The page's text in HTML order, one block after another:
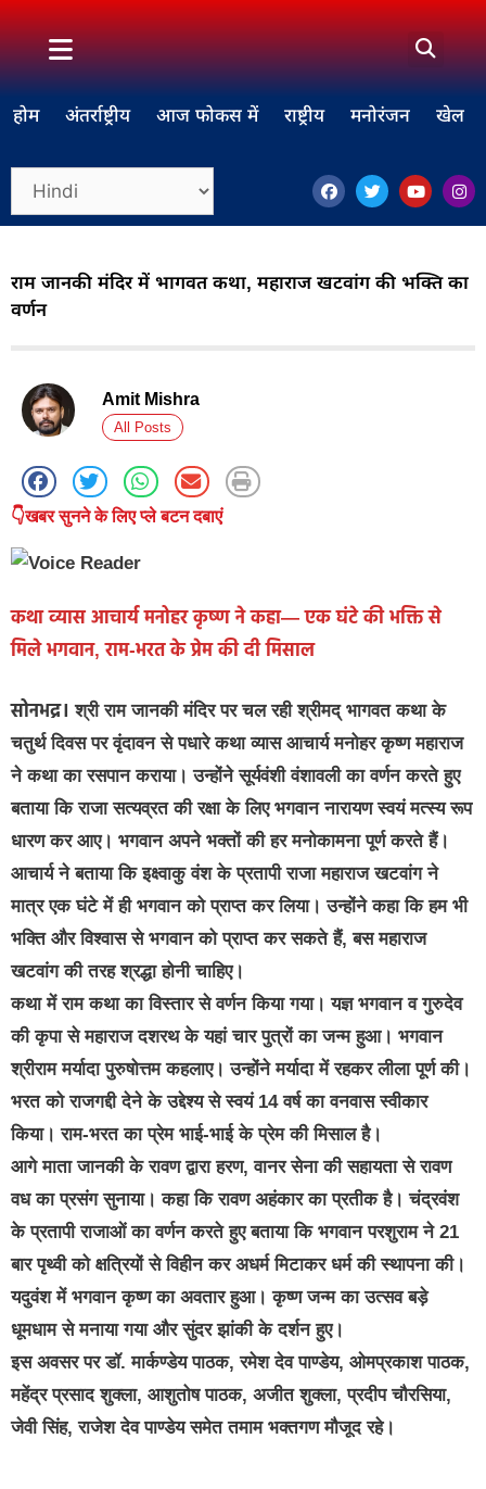
होम अंतर्राष्ट्रीय आज फोकस में राष्ट्रीय मनोरंजन खेल
राम जानकी मंदिर में भागवत कथा, महाराज खटवांग की भक्ति का
वर्णन
Amit Mishra
All Posts
👇खबर सुनने के लिए प्ले बटन दबाएं
कथा व्यास आचार्य मनोहर कृष्ण ने कहा— एक घंटे की भक्ति से
मिले भगवान, राम-भरत के प्रेम की दी मिसाल
सोनभद्र। श्री राम जानकी मंदिर पर चल रही श्रीमद् भागवत कथा के
चतुर्थ दिवस पर वृंदावन से पधारे कथा व्यास आचार्य मनोहर कृष्ण महाराज
ने कथा का रसपान कराया। उन्होंने सूर्यवंशी वंशावली का वर्णन करते हुए
बताया कि राजा सत्यव्रत की रक्षा के लिए भगवान नारायण स्वयं मत्स्य रूप
धारण कर आए। भगवान अपने भक्तों की हर मनोकामना पूर्ण करते हैं।
आचार्य ने बताया कि इक्ष्वाकु वंश के प्रतापी राजा महाराज खटवांग ने
मात्र एक घंटे में ही भगवान को प्राप्त कर लिया। उन्होंने कहा कि हम भी
भक्ति और विश्वास से भगवान को प्राप्त कर सकते हैं, बस महाराज
खटवांग की तरह श्रद्धा होनी चाहिए।
कथा में राम कथा का विस्तार से वर्णन किया गया। यज्ञ भगवान व गुरुदेव
की कृपा से महाराज दशरथ के यहां चार पुत्रों का जन्म हुआ। भगवान
श्रीराम मर्यादा पुरुषोत्तम कहलाए। उन्होंने मर्यादा में रहकर लीला पूर्ण की।
भरत को राजगद्दी देने के उद्देश्य से स्वयं 14 वर्ष का वनवास स्वीकार
किया। राम-भरत का प्रेम भाई-भाई के प्रेम की मिसाल है।
आगे माता जानकी के रावण द्वारा हरण, वानर सेना की सहायता से रावण
वध का प्रसंग सुनाया। कहा कि रावण अहंकार का प्रतीक है। चंद्रवंश
के प्रतापी राजाओं का वर्णन करते हुए बताया कि भगवान परशुराम ने 21
बार पृथ्वी को क्षत्रियों से विहीन कर अधर्म मिटाकर धर्म की स्थापना की।
यदुवंश में भगवान कृष्ण का अवतार हुआ। कृष्ण जन्म का उत्सव बड़े
धूमधाम से मनाया गया और सुंदर झांकी के दर्शन हुए।
इस अवसर पर डॉ. मार्कण्डेय पाठक, रमेश देव पाण्डेय, ओमप्रकाश पाठक,
महेंद्र प्रसाद शुक्ला, आशुतोष पाठक, अजीत शुक्ला, प्रदीप चौरसिया,
जेवी सिंह, राजेश देव पाण्डेय समेत तमाम भक्तगण मौजूद रहे।